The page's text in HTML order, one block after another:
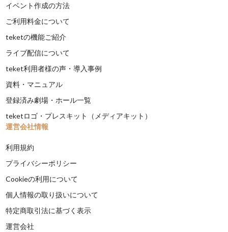
イベント作成の方法
ご利用料金について
teketの機能ご紹介
ライブ配信について
teket利用者様の声・導入事例
資料・マニュアル
登録済み劇場・ホール一覧
teketロゴ・プレスキット（メディアキット）
運営会社情報
利用規約
プライバシーポリシー
Cookieの利用について
個人情報の取り扱いについて
特定商取引法に基づく表示
運営会社